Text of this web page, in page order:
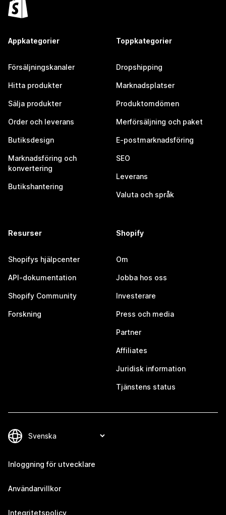
Appkategorier
Försäljningskanaler
Hitta produkter
Sälja produkter
Order och leverans
Butiksdesign
Marknadsföring och
konvertering
Butikshantering
Toppkategorier
Dropshipping
Marknadsplatser
Produktomdömen
Merförsäljning och paket
E-postmarknadsföring
SEO
Leverans
Valuta och språk
Resurser
Shopifys hjälpcenter
API-dokumentation
Shopify Community
Forskning
Shopify
Om
Jobba hos oss
Investerare
Press och media
Partner
Affiliates
Juridisk information
Tjänstens status
Inloggning för utvecklare
Användarvillkor
Integritetspolicy